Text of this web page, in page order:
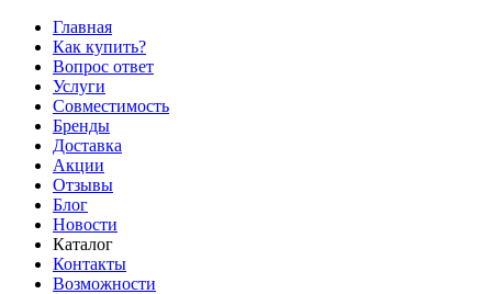
Главная
Как купить?
Вопрос ответ
Услуги
Совместимость
Бренды
Доставка
Акции
Отзывы
Блог
Новости
Каталог
Контакты
Возможности